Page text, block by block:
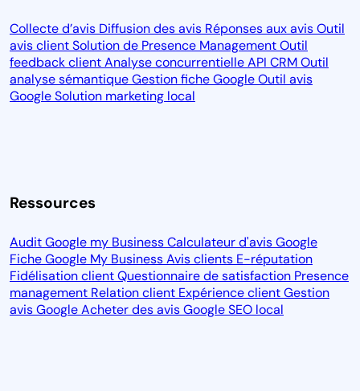
Collecte d’avis Diffusion des avis Réponses aux avisOutil
avis clientSolution de Presence ManagementOutil
feedback clientAnalyse concurrentielleAPI CRMOutil
analyse sémantiqueGestion fiche GoogleOutil avis
GoogleSolution marketing local
Ressources
Audit Google my BusinessCalculateur d'avis Google
Fiche Google My BusinessAvis clients E-réputation
Fidélisation clientQuestionnaire de satisfaction Presence
management Relation client Expérience clientGestion
avis GoogleAcheter des avis GoogleSEO local